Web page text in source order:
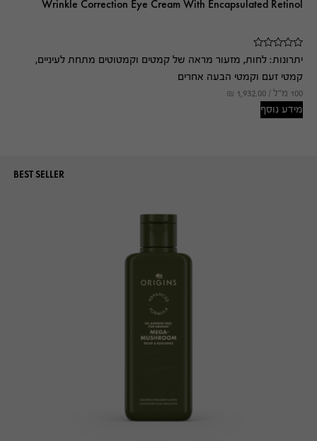
Wrinkle Correction Eye Cream With Encapsulated Retinol
יתרונות: לחות, מזעור מראה של קמטים וקמטוטים מתחת לעיניים,
קמטי זעם וקמטי הבעה אחרים
100 מ"ל / ₪ 1,932.00
מידע נוסף
BEST SELLER